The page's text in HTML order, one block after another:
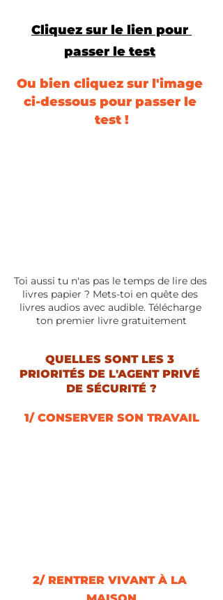
Cliquez sur le lien pour
passer le test
Ou bien cliquez sur l'image
ci-dessous pour passer le
test !
Toi aussi tu n'as pas le temps de lire des
livres papier ? Mets-toi en quête des
livres audios avec audible. Télécharge
ton premier livre gratuitement
QUELLES SONT LES 3
PRIORITÉS DE L'AGENT PRIVÉ
DE SÉCURITÉ ?
1/ CONSERVER SON TRAVAIL
2/ RENTRER VIVANT À LA